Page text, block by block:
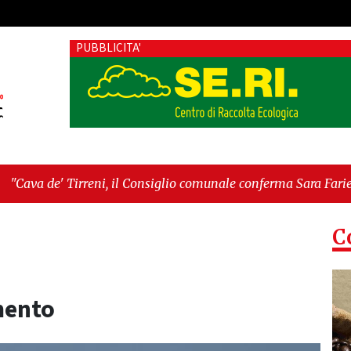
PUBBLICITA'
il Consiglio comunale conferma Sara Fariello.
la ceramica ammessa alla fase europea per l’IGP"